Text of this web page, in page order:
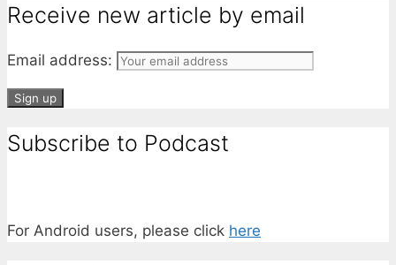
Receive new article by email
Email address:
Subscribe to Podcast
For Android users, please click here